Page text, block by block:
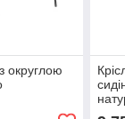
округлою